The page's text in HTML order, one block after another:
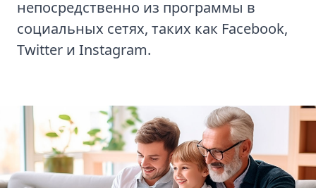
непосредственно из программы в
социальных сетях, таких как Facebook,
Twitter и Instagram.